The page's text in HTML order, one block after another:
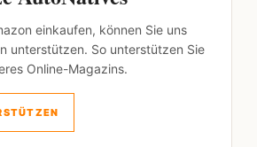
einkaufen, können Sie uns
unterstützen. So unterstützen Sie
Online-Magazins.